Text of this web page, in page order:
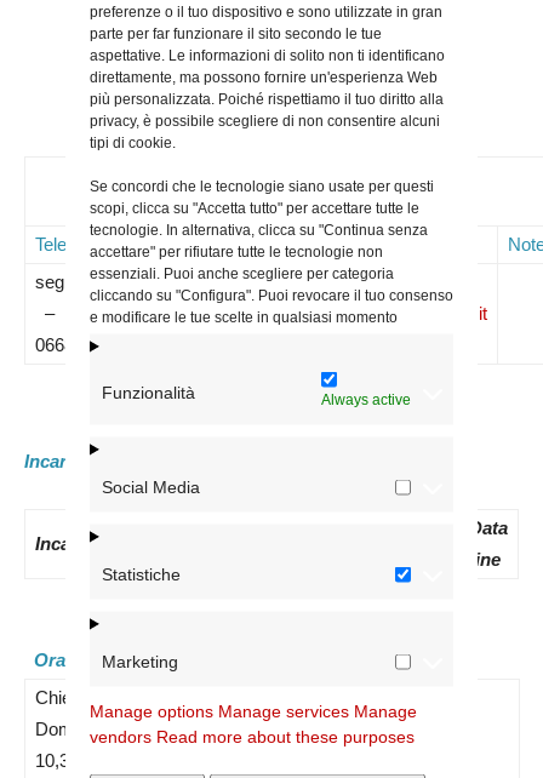
preferenze o il tuo dispositivo e sono utilizzate in gran
parte per far funzionare il sito secondo le tue
aspettative. Le informazioni di solito non ti identificano
direttamente, ma possono fornire un'esperienza Web
più personalizzata. Poiché rispettiamo il tuo diritto alla
privacy, è possibile scegliere di non consentire alcuni
tipi di cookie.
Se concordi che le tecnologie siano usate per questi
scopi, clicca su "Accetta tutto" per accettare tutte le
tecnologie. In alternativa, clicca su "Continua senza
accettare" per rifiutare tutte le tecnologie non
essenziali. Puoi anche scegliere per categoria
cliccando su "Configura". Puoi revocare il tuo consenso
e modificare le tue scelte in qualsiasi momento
Funzionalità Always active
Social Media
Statistiche
Marketing
Manage options Manage services Manage
vendors Read more about these purposes
Telefoni Mail Sito WEB
segreteria
–
066865858
www.arciconfraternitasantacaterina.it
Incaricati attuali:
Incaricato
Data
fine
Orari:
Chiesa aperta nei giorni feriali dalle 17,30 alle 19,00.
Domenica dalle 10,30 alle 12,00. Messa festiva alle ore
10,30. Nei giorni feriali S. Rosario ore 17,30. Vespri ore